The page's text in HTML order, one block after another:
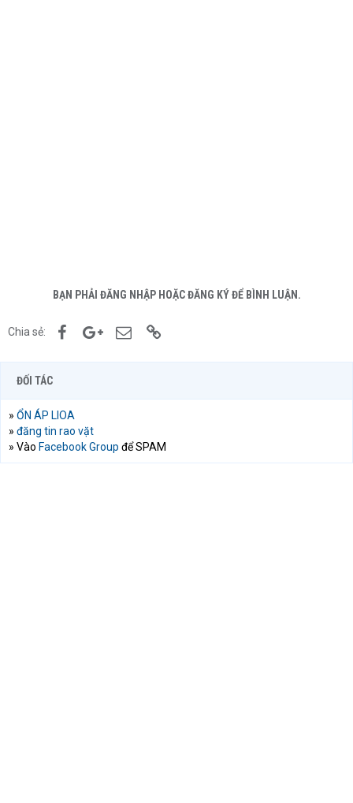
BẠN PHẢI ĐĂNG NHẬP HOẶC ĐĂNG KÝ ĐỂ BÌNH LUẬN.
Chia sẻ: FacebookGoogle+Email
ĐỐI TÁC
» ỔN ÁP LIOA
» đăng tin rao vặt
» Vào Facebook Group để SPAM